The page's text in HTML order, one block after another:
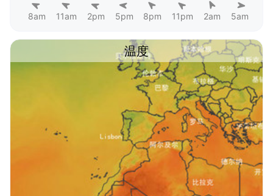
8am 11am 2pm 5pm 8pm 11pm 2am 5am
温度